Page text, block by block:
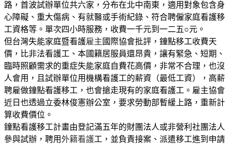
路，首波試辦單位共六家，分布在北中南東，適用對象包含身
心障礙、重大傷病、有就醫或手術紀錄、符合聘僱家庭看護移
工資格等。單次四小時服務，收費一千元到一二五○元。
但台灣失能家庭暨看護雇主 國際協會批評，鐘點移工收費天
價，比非法看護工、本國籍居服員還昂貴，讓有緊急、短期、
臨時照顧需求的重症失能家庭自費花高價，非常不合理，也沒
人會用，且試辦單位用機構看護工的薪資（最低工資），高薪
聘雇做鐘點看護移工，也會搶走現有的家庭看護工。雇主協會
近日也透過立委林俊憲辦公室，要求勞動部暫緩上路，重新計
算收費價位。
鐘點看護移工計畫由登記滿五年的財團法人或非營利社團法人
參與試辦，聘用外籍看護工，並負責接案、派遣移工進到申請